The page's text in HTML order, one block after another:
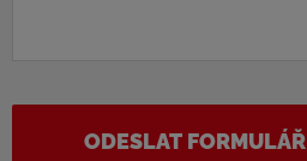
ODESLAT FORMULÁŘ